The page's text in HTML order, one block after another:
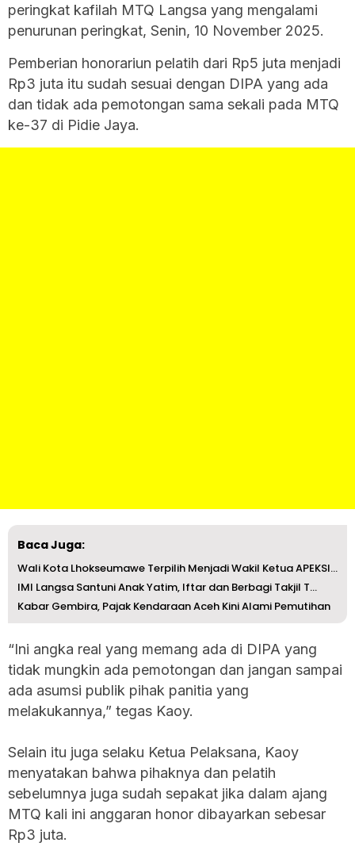
peringkat kafilah MTQ Langsa yang mengalami
penurunan peringkat, Senin, 10 November 2025.
Pemberian honorariun pelatih dari Rp5 juta menjadi
Rp3 juta itu sudah sesuai dengan DIPA yang ada
dan tidak ada pemotongan sama sekali pada MTQ
ke-37 di Pidie Jaya.
Baca Juga:
Wali Kota Lhokseumawe Terpilih Menjadi Wakil Ketua APEKSI...
IMI Langsa Santuni Anak Yatim, Iftar dan Berbagi Takjil T...
Kabar Gembira, Pajak Kendaraan Aceh Kini Alami Pemutihan
“Ini angka real yang memang ada di DIPA yang
tidak mungkin ada pemotongan dan jangan sampai
ada asumsi publik pihak panitia yang
melakukannya,” tegas Kaoy.
‎Selain itu juga selaku Ketua Pelaksana, Kaoy
menyatakan bahwa pihaknya dan pelatih
sebelumnya juga sudah sepakat jika dalam ajang
MTQ kali ini anggaran honor dibayarkan sebesar
Rp3 juta.